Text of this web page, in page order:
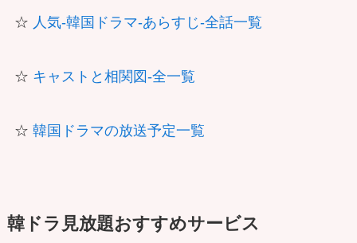
☆ 人気-韓国ドラマ-あらすじ-全話一覧
☆ キャストと相関図-全一覧
☆ 韓国ドラマの放送予定一覧
韓ドラ見放題おすすめサービス